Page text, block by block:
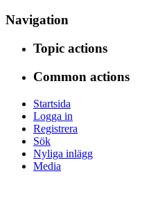
Navigation
Topic actions
Common actions
Startsida
Logga in
Registrera
Sök
Nyliga inlägg
Media